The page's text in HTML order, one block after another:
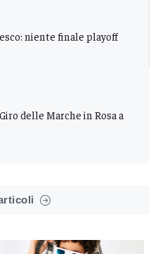
niente finale playoff
delle Marche in Rosa a